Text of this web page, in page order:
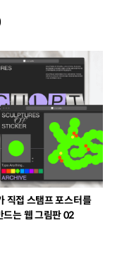
직접 스탬프 포스터를
드는 웹 그림판 02